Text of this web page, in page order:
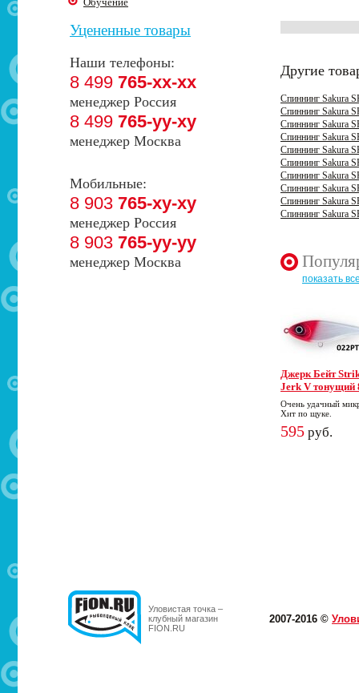
Уцененные товары
Наши телефоны:
8 499 765-xx-xx
менеджер Россия
8 499 765-yy-xy
менеджер Москва
Мобильные:
8 903 765-xy-xy
менеджер Россия
8 903 765-yy-yy
менеджер Москва
Другие
Спиннинг Sakura
Спиннинг Sakura
Спиннинг Sakura
Спиннинг Sakura
Спиннинг Sakura
Спиннинг Sakura
Спиннинг Sakura
Спиннинг Sakura
Спиннинг Sakura
Спиннинг Sakura
показать
Джерк Бейт
Jerk V тонущий
Очень удачный
Хит по щуке.
595 руб.
Уловистая точка –
клубный магазин
FION.RU
2007-2016 ©